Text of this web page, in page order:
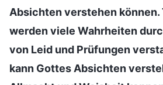
Absichten verstehen können.
werden viele Wahrheiten
von Leid und Prüfungen
kann Gottes Absichten